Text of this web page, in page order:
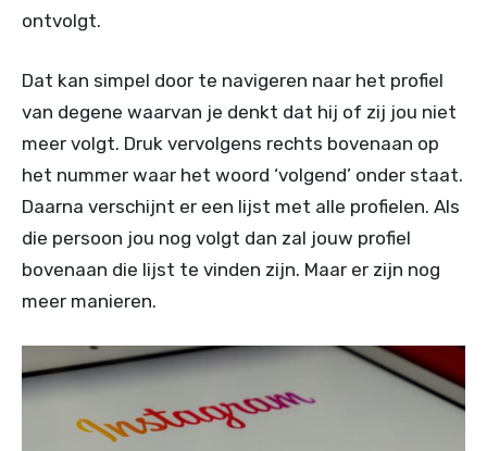
ontvolgt.
Dat kan simpel door te navigeren naar het profiel
van degene waarvan je denkt dat hij of zij jou niet
meer volgt. Druk vervolgens rechts bovenaan op
het nummer waar het woord ‘volgend’ onder staat.
Daarna verschijnt er een lijst met alle profielen. Als
die persoon jou nog volgt dan zal jouw profiel
bovenaan die lijst te vinden zijn. Maar er zijn nog
meer manieren.